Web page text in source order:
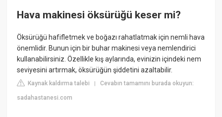
Hava makinesi öksürüğü keser mi?
Öksürüğü hafifletmek ve boğazı rahatlatmak için nemli hava
önemlidir. Bunun için bir buhar makinesi veya nemlendirici
kullanabilirsiniz. Özellikle kış aylarında, evinizin içindeki nem
seviyesini artırmak, öksürüğün şiddetini azaltabilir.
Kaynak kaldırma talebi |Cevabın tamamını burada okuyun:
sadahastanesi.com